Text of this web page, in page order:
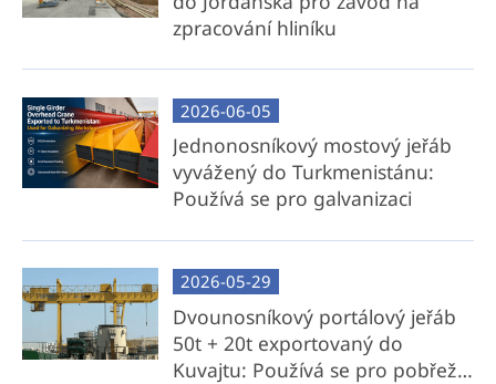
Lokální flexibilita: Poskytujeme podrobné
technické výkresy, 3D modely a podrobné
pokyny pro místní výrobu příčných
nosníků.
Nejlepší pro: Klienti, kteří si uvědomují náklady
nebo výrobním možnostem.
zpracování hliníku
2026-06-05
Jednonosníkový mostový jeřáb
vyvážený do Turkmenistánu:
Používá se pro galvanizaci
2026-05-29
Dvounosníkový portálový jeřáb
50t + 20t exportovaný do
Kuvajtu: Používá se pro pobřežní